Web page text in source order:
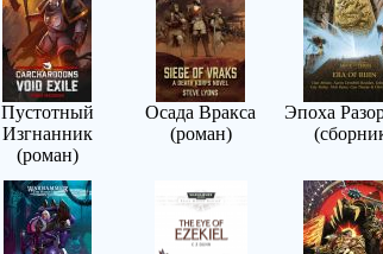
Пустотный
Изгнанник
(роман)
Осада Вракса
(роман)
Эпоха